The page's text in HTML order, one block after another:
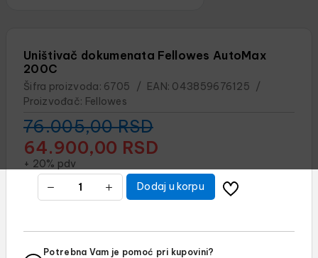
Uništivač dokumenata Fellowes AutoMax
200C
Šifra proizvoda: 6705 / EAN: 043859676125 /
Proizvođač: Fellowes
76.005,00RSD
64.900,00 RSD
+ 20% pdv
Dodaj u korpu
Potrebna Vam je pomoć pri kupovini?